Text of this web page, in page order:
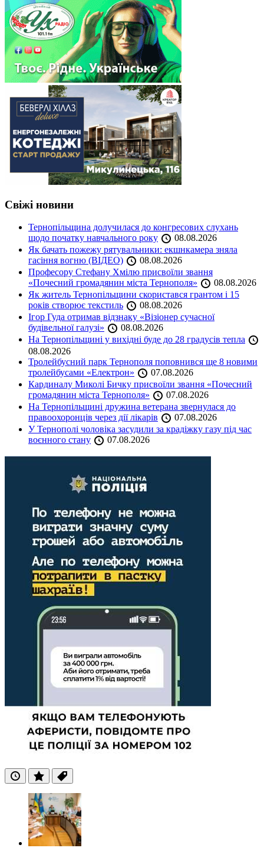
Свіжі новини
Тернопільщина долучилася до конгресових слухань
щодо початку навчального року
08.08.2026
Як бачать пожежу рятувальники: екшнкамера зняла
гасіння вогню (ВІДЕО)
08.08.2026
Професору Стефану Хмілю присвоїли звання
«Почесний громадянин міста Тернополя»
08.08.2026
Як житель Тернопільщини скористався грантом і 15
років створює текстиль
08.08.2026
Ігор Гуда отримав відзнаку «Візіонер сучасної
будівельної галузі»
08.08.2026
На Тернопільщині у вихідні буде до 28 градусів тепла
08.08.2026
Тролейбусний парк Тернополя поповнився ще 8 новими
тролейбусами «Електрон»
07.08.2026
Кардиналу Миколі Бичку присвоїли звання «Почесний
громадянин міста Тернополя»
07.08.2026
На Тернопільщині дружина ветерана звернулася до
правоохоронців через дії лікарів
07.08.2026
У Тернополі чоловіка засудили за крадіжку газу під час
воєнного стану
07.08.2026
ОстанніПопулярні
Теги